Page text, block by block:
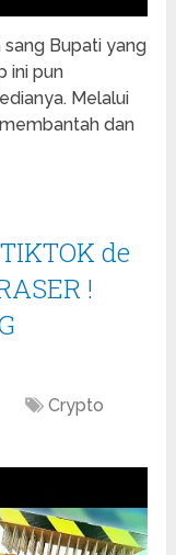
Bupati yang
ini pun
Melalui
dan
de
!
Crypto